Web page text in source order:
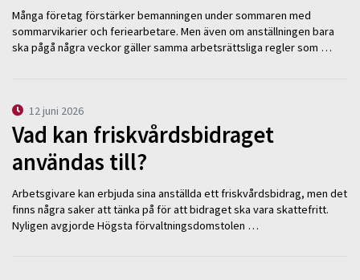
Många företag förstärker bemanningen under sommaren med
sommarvikarier och feriearbetare. Men även om anställningen bara
ska pågå några veckor gäller samma arbetsrättsliga regler som …
12 juni 2026
Vad kan friskvårdsbidraget
användas till?
Arbetsgivare kan erbjuda sina anställda ett friskvårdsbidrag, men det
finns några saker att tänka på för att bidraget ska vara skattefritt.
Nyligen avgjorde Högsta förvaltningsdomstolen …